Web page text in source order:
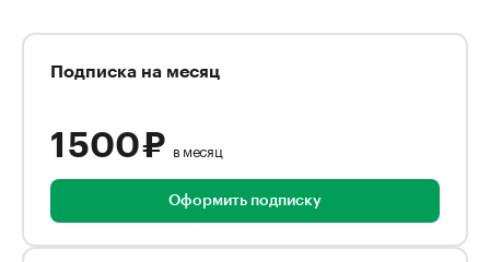
Подписка на месяц
1 500 ₽ в месяц
Оформить подписку